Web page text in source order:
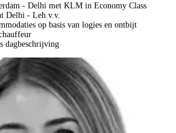
- Delhi met KLM in Economy Class
Delhi - Leh v.v.
op basis van logies en ontbijt
dagbeschrijving